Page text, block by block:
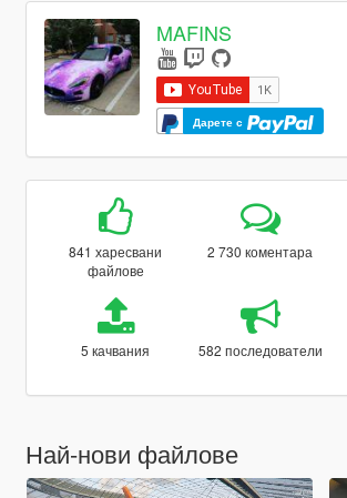
MAFINS
Дарете с
841 харесвани
файлове
2 730 коментара
5 качвания 582 последователи
Най-нови файлове